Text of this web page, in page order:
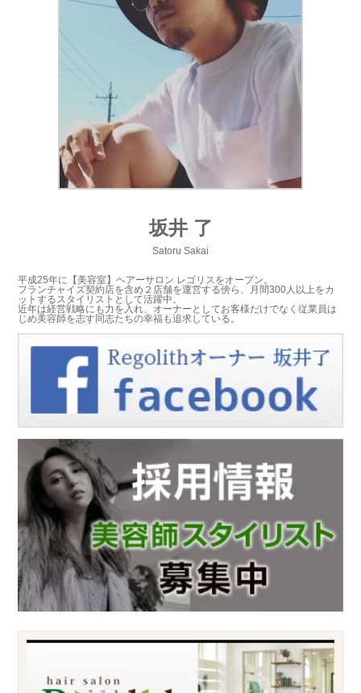
坂井 了
Satoru Sakai
平成25年に【美容室】ヘアーサロン レゴリスをオープン。
フランチャイズ契約店を含め２店舗を運営する傍ら、月間300人以上をカ
ットするスタイリストとして活躍中。
近年は経営戦略にも力を入れ、オーナーとしてお客様だけでなく従業員は
じめ美容師を志す同志たちの幸福も追求している。